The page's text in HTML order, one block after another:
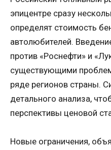
эпицентре сразу
определят стоимость
автолюбителей.
против «Роснефти» и
существующими
ряде регионов страны.
детального анализа,
перспективы ценовой
Новые ограничения,